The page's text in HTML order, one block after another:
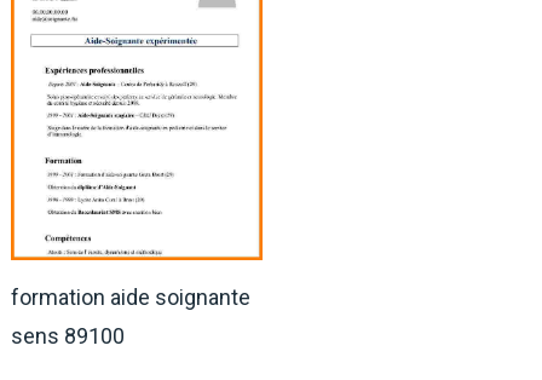
formation aide soignante
sens 89100